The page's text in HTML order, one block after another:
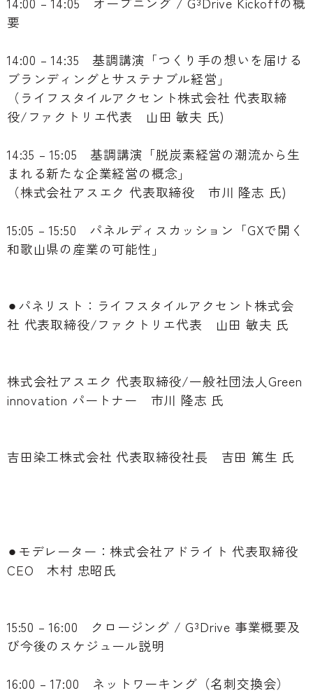
要
14:00 – 14:35 基調講演「つくり手の想いを届ける
ブランディングとサステナブル経営」
（ライフスタイルアクセント株式会社 代表取締
役/ファクトリエ代表 山田 敏夫 氏)
14:35 – 15:05 基調講演「脱炭素経営の潮流から生
まれる新たな企業経営の概念」
（株式会社アスエク 代表取締役 市川 隆志 氏)
15:05 – 15:50 パネルディスカッション「GXで開く
和歌山県の産業の可能性」
⚫︎パネリスト：ライフスタイルアクセント株式会
社 代表取締役/ファクトリエ代表 山田 敏夫 氏
株式会社アスエク 代表取締役/一般社団法人Green
innovation パートナー 市川 隆志 氏
吉田染工株式会社 代表取締役社長 吉田 篤生 氏
⚫︎モデレーター：株式会社アドライト 代表取締役
CEO 木村 忠昭氏
15:50 – 16:00 クロージング / G³Drive 事業概要及
び今後のスケジュール説明
16:00 – 17:00 ネットワーキング（名刺交換会）